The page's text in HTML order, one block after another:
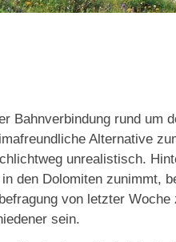
Bahnverbindung rund um
Alternative
unrealistisch.
den Dolomiten zunimmt,
von letzter
sein.